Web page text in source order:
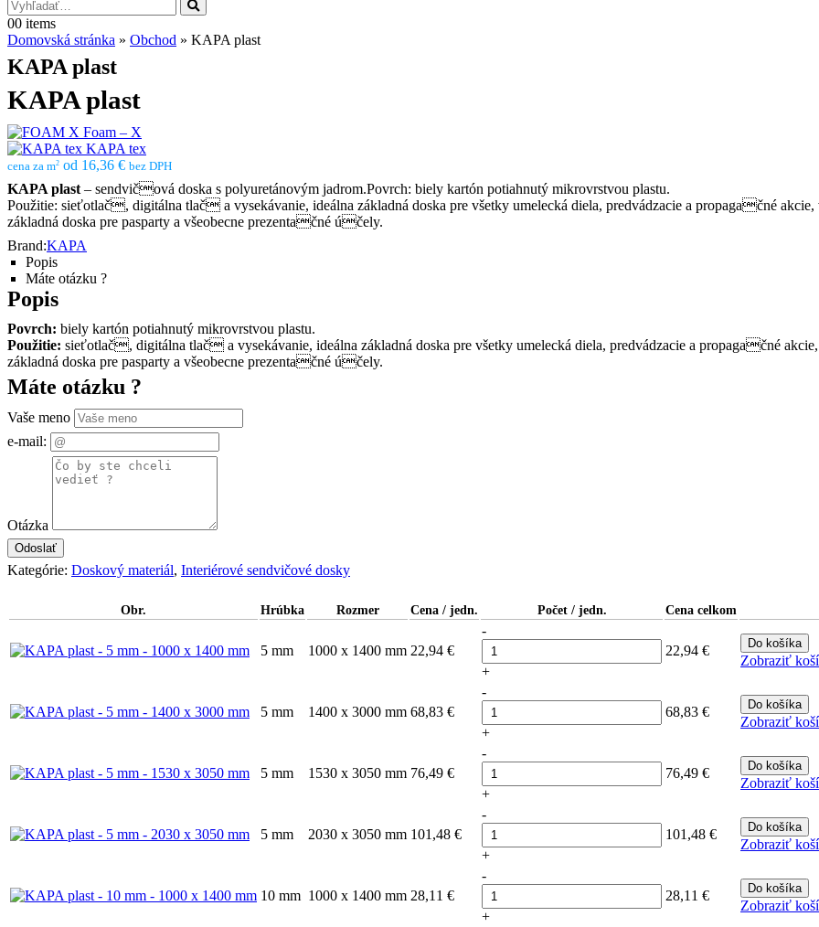
00 items
Domovská stránka » Obchod » KAPA plast
KAPA plast
KAPA plast
Foam – X
KAPA tex
cena za m2 od 16,36 € bez DPH
KAPA plast – sendvičová doska s polyuretánovým jadrom.Povrch: biely kartón potiahnutý mikrovrstvou plastu.
Použitie: sieťotlač, digitálna tlač a vysekávanie, ideálna základná doska pre všetky umelecká diela, predvádzacie a propagačné
základná doska pre pasparty a všeobecne prezentačné účely.
Brand:KAPA
Popis
Máte otázku ?
Popis
Povrch: biely kartón potiahnutý mikrovrstvou plastu.
Použitie: sieťotlač, digitálna tlač a vysekávanie, ideálna základná doska pre všetky umelecká diela, predvádzacie a propagačné
základná doska pre pasparty a všeobecne prezentačné účely.
Máte otázku ?
Vaše meno
e-mail:
Otázka
Kategórie: Doskový materiál, Interiérové sendvičové dosky
Obr. Hrúbka Rozmer Cena / jedn. Počet / jedn. Cena celkom
5 mm 1000 x 1400 mm 22,94 €
-
+
22,94 € Do košíka
Zobraziť
5 mm 1400 x 3000 mm 68,83 €
-
+
68,83 € Do košíka
Zobraziť
5 mm 1530 x 3050 mm 76,49 €
-
+
76,49 € Do košíka
Zobraziť
5 mm 2030 x 3050 mm 101,48 €
-
+
101,48 € Do košíka
Zobraziť
10 mm 1000 x 1400 mm 28,11 €
-
+
28,11 € Do košíka
Zobraziť